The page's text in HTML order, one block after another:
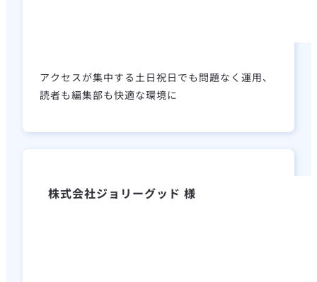
アクセスが集中する土日祝日でも問題なく運用、
読者も編集部も快適な環境に
株式会社ジョリーグッド 様